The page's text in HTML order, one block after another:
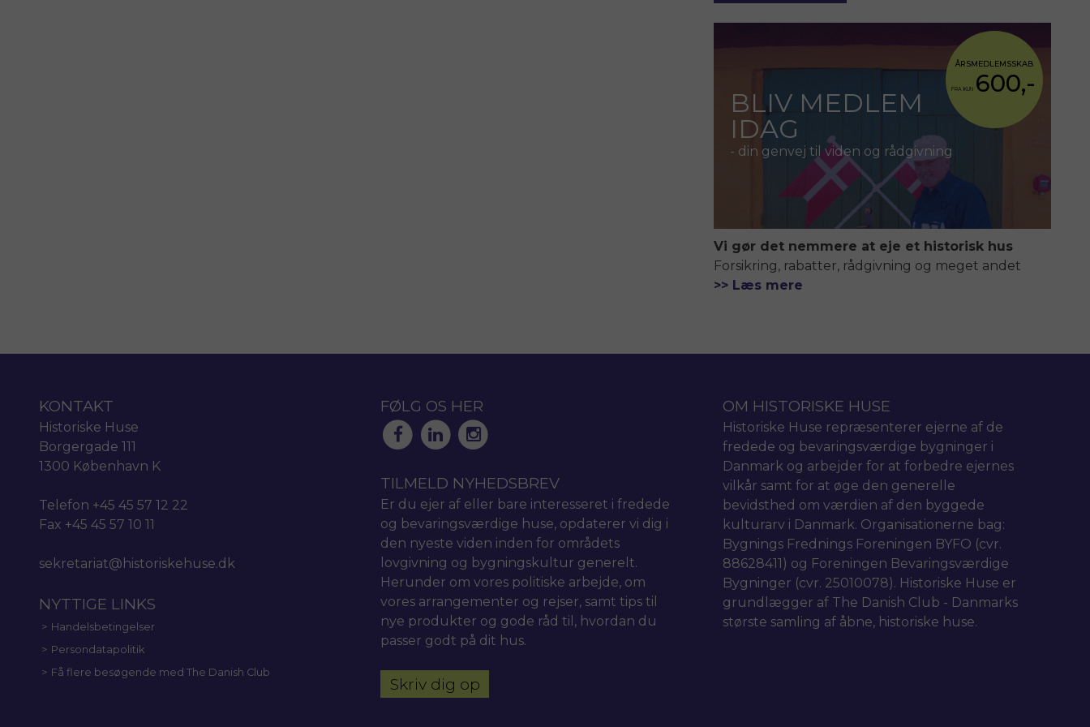
BLIV MEDLEM
IDAG
- din genvej til viden og rådgivning
ÅRSMEDLEMSSKAB
FRA KUN 600,-
Vi gør det nemmere at eje et historisk hus
Forsikring, rabatter, rådgivning og meget andet
>> Læs mere
KONTAKT
Historiske Huse
Borgergade 111
1300 København K
Telefon +45 45 57 12 22
Fax +45 45 57 10 11
sekretariat@historiskehuse.dk
NYTTIGE LINKS
Handelsbetingelser
Persondatapolitik
Få flere besøgende med The Danish Club
FØLG OS HER
TILMELD NYHEDSBREV
Er du ejer af eller bare interesseret i fredede
og bevaringsværdige huse, opdaterer vi dig i
den nyeste viden inden for områdets
lovgivning og bygningskultur generelt.
Herunder om vores politiske arbejde, om
vores arrangementer og rejser, samt tips til
nye produkter og gode råd til, hvordan du
passer godt på dit hus.
Skriv dig op
OM HISTORISKE HUSE
Historiske Huse repræsenterer ejerne af de
fredede og bevaringsværdige bygninger i
Danmark og arbejder for at forbedre ejernes
vilkår samt for at øge den generelle
bevidsthed om værdien af den byggede
kulturarv i Danmark. Organisationerne bag:
Bygnings Frednings Foreningen BYFO (cvr.
88628411) og Foreningen Bevaringsværdige
Bygninger (cvr. 25010078). Historiske Huse er
grundlægger af The Danish Club - Danmarks
største samling af åbne, historiske huse.